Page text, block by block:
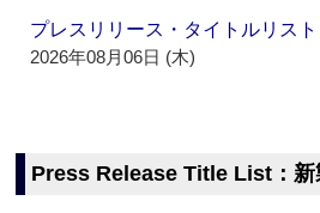
プレスリリース・タイトルリス
2026年08月06日 (木)
Press Release Title List：新